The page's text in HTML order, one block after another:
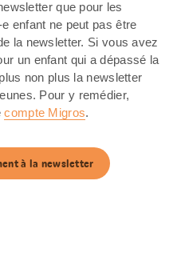
que pour les
enfant ne peut pas être
la newsletter. Si vous avez
un enfant qui a dépassé la
non plus la newsletter
Pour y remédier,
compte Migros.
à la newsletter